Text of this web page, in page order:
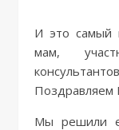
И это самый главный праздник всех кормящих
мам,
Поздравляем
Мы решили